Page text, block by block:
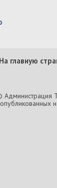
На главную
Администрация